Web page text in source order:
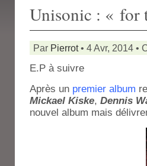
Unisonic : « for
Par Pierrot• 4 Avr, 2014 •
E.P à suivre
Après un premier album
Mickael Kiske, Dennis
nouvel album mais